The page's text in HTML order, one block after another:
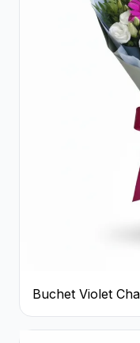
Buchet Violet
Lisianthus Alb